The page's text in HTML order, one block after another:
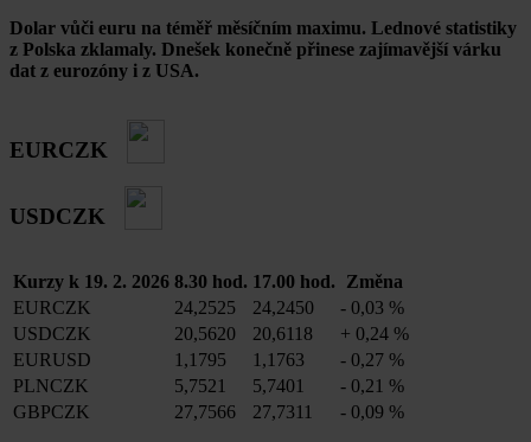
Dolar vůči euru na téměř měsíčním maximu. Lednové statistiky
z Polska zklamaly. Dnešek konečně přinese zajímavější várku
dat z eurozóny i z USA.
EURCZK
USDCZK
Kurzy k 19. 2. 2026 8.30 hod. 17.00 hod.
Změna
EURCZK
24,2525 24,2450 - 0,03 %
USDCZK
20,5620 20,6118 + 0,24 %
EURUSD
1,1795 1,1763 - 0,27 %
PLNCZK
5,7521 5,7401 - 0,21 %
GBPCZK
27,7566 27,7311 - 0,09 %